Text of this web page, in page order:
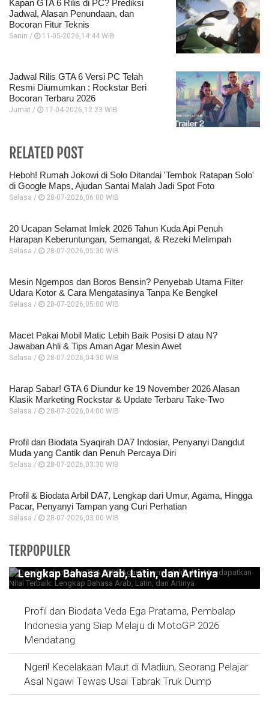
Kapan GTA 6 Rilis di PC? Prediksi
Jadwal, Alasan Penundaan, dan
Bocoran Fitur Teknis
Senin / 11-05-2026,14:44 WIB
Jadwal Rilis GTA 6 Versi PC Telah
Resmi Diumumkan : Rockstar Beri
Bocoran Terbaru 2026
Jumat / 17-04-2026,12:23 WIB
RELATED POST
Heboh! Rumah Jokowi di Solo Ditandai 'Tembok Ratapan Solo'
di Google Maps, Ajudan Santai Malah Jadi Spot Foto
Selasa / 28-07-2026,06:00 WIB
20 Ucapan Selamat Imlek 2026 Tahun Kuda Api Penuh
Harapan Keberuntungan, Semangat, & Rezeki Melimpah
Selasa / 28-07-2026,05:30 WIB
Mesin Ngempos dan Boros Bensin? Penyebab Utama Filter
Udara Kotor & Cara Mengatasinya Tanpa Ke Bengkel
Selasa / 28-07-2026,05:00 WIB
Macet Pakai Mobil Matic Lebih Baik Posisi D atau N?
Jawaban Ahli & Tips Aman Agar Mesin Awet
Selasa / 28-07-2026,04:30 WIB
Harap Sabar! GTA 6 Diundur ke 19 November 2026 Alasan
Klasik Marketing Rockstar & Update Terbaru Take-Two
Selasa / 28-07-2026,04:00 WIB
Profil dan Biodata Syaqirah DA7 Indosiar, Penyanyi Dangdut
Muda yang Cantik dan Penuh Percaya Diri
Selasa / 28-07-2026,03:30 WIB
Profil & Biodata Arbil DA7, Lengkap dari Umur, Agama, Hingga
Pacar, Penyanyi Tampan yang Curi Perhatian
Selasa / 28-07-2026,03:00 WIB
TERPOPULER
Doa Sebelum Ujian TKA 2026 Agar
Dipermudahh dan Mendapatkan Nilai Terbaik:
Lengkap Bahasa Arab, Latin, dan Artinya
Profil dan Biodata Veda Ega Pratama, Pembalap
Indonesia yang Siap Melaju di MotoGP 2026
Mendatang
Ngeri! Kecelakaan Maut di Madiun, Seorang Pelajar
Asal Ngawi Tewas Usai Tabrak Truk Dump